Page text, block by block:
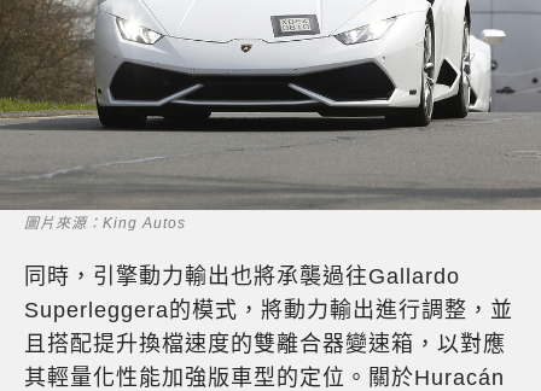
圖片來源：King Autos
同時，引擎動力輸出也將承襲過往Gallardo
Superleggera的模式，將動力輸出進行調整，並
且搭配提升換檔速度的雙離合器變速箱，以對應
其輕量化性能加強版車型的定位。關於Huracán